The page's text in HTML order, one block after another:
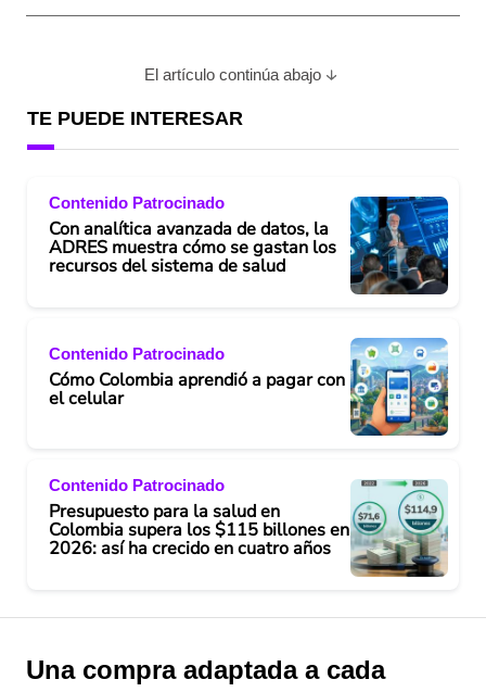
El artículo continúa abajo
TE PUEDE INTERESAR
Contenido Patrocinado
Con analítica avanzada de datos, la
ADRES muestra cómo se gastan los
recursos del sistema de salud
Contenido Patrocinado
Cómo Colombia aprendió a pagar con
el celular
Contenido Patrocinado
Presupuesto para la salud en
Colombia supera los $115 billones en
2026: así ha crecido en cuatro años
Una compra adaptada a cada